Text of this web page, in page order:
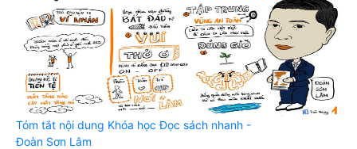
Tóm tắt nội dung Khóa học Đọc sách nhanh -
Đoàn Sơn Lâm